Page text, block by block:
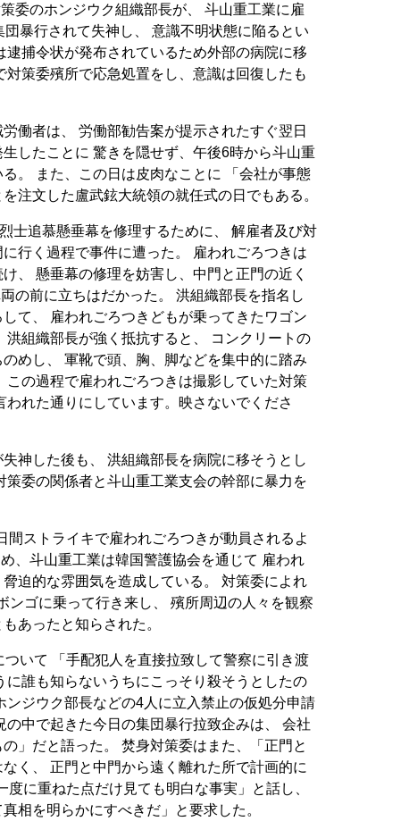
委のホンジウク組織部長が、 斗山重工業に雇
暴行されて失神し、 意識不明状態に陥るとい
逮捕令状が発布されているため外部の病院に移
策委殯所で応急処置をし、意識は回復したも
働者は、 労働部勧告案が提示されたすぐ翌日
したことに 驚きを隠せず、午後6時から斗山重
。 また、この日は皮肉なことに 「会社が事態
注文した盧武鉉大統領の就任式の日でもある。
士追慕懸垂幕を修理するために、 解雇者及び対
行く過程で事件に遭った。 雇われごろつきは
、 懸垂幕の修理を妨害し、中門と正門の近く
の前に立ちはだかった。 洪組織部長を指名し
て、 雇われごろつきどもが乗ってきたワゴン
洪組織部長が強く抵抗すると、 コンクリートの
めし、 軍靴で頭、胸、脚などを集中的に踏み
この過程で雇われごろつきは撮影していた対策
れた通りにしています。映さないでくださ
神した後も、 洪組織部長を病院に移そうとし
策委の関係者と斗山重工業支会の幹部に暴力を
間ストライキで雇われごろつきが動員されるよ
、斗山重工業は韓国警護協会を通じて 雇われ
迫的な雰囲気を造成している。 対策委によれ
ンゴに乗って行き来し、 殯所周辺の人々を観察
あったと知らされた。
いて 「手配犯人を直接拉致して警察に引き渡
に誰も知らないうちにこっそり殺そうとしたの
ンジウク部長などの4人に立入禁止の仮処分申請
の中で起きた今日の集団暴行拉致企みは、 会社
」だと語った。 焚身対策委はまた、「正門と
く、 正門と中門から遠く離れた所で計画的に
に重ねた点だけ見ても明白な事実」と話し、
相を明らかにすべきだ」と要求した。